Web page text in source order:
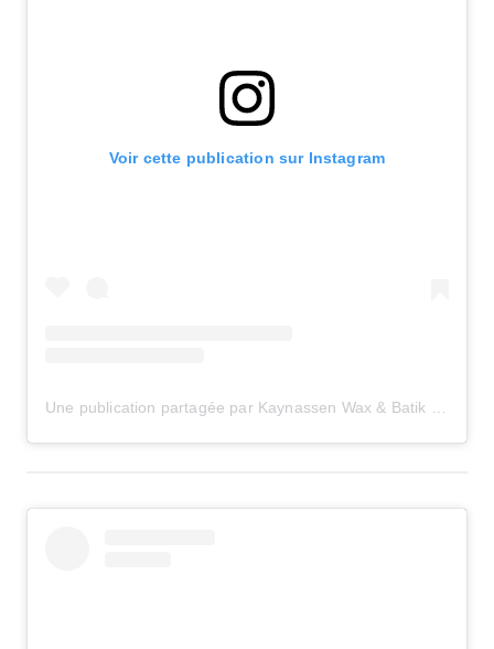
Voir cette publication sur Instagram
Une publication partagée par Kaynassen Wax & Batik (@kaynassen)